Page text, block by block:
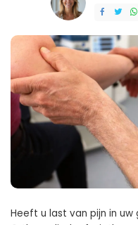
Heeft u last van pijn in